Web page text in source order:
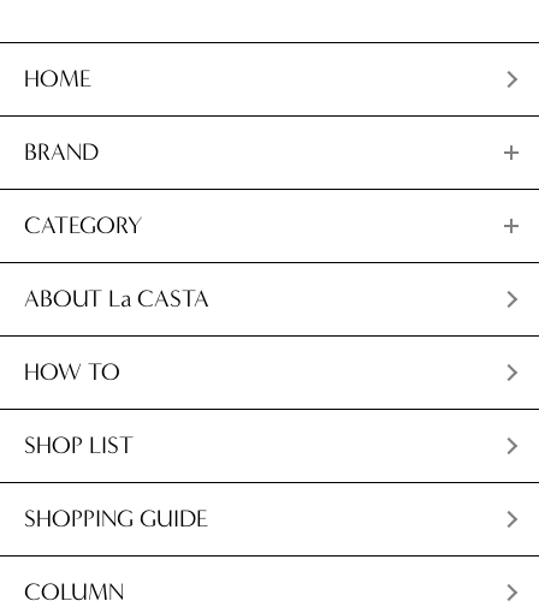
HOME
BRAND
CATEGORY
ABOUT La CASTA
HOW TO
SHOP LIST
SHOPPING GUIDE
COLUMN